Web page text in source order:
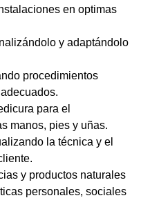
en optimas
y adaptándolo
procedimientos
para el
manos, pies y uñas.
la técnica y el
y productos naturales
personales, sociales